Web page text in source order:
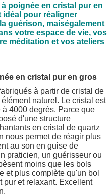
à poignée en cristal pur en
idéal pour réaligner
guérison, maiségalement
votre espace de vie, vos
méditation et vos ateliers
en cristal pur en gros
à partir de cristal de
naturel. Le cristal est
4000 degrés. Parce que
d'une structure
en cristal de quartz
nous permet de réagir plus
au son en guise de
praticien, un guérisseur ou
moins que les bols
et plus complète qu'un bol
pur et relaxant. Excellent